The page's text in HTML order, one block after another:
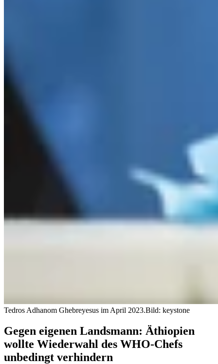
Tedros Adhanom Ghebreyesus im April 2023.Bild: keystone
Gegen eigenen Landsmann: Äthiopien
wollte Wiederwahl des WHO-Chefs
unbedingt verhindern